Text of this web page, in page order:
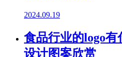
2024.09.19
食品行业的logo有
设计图案欣赏